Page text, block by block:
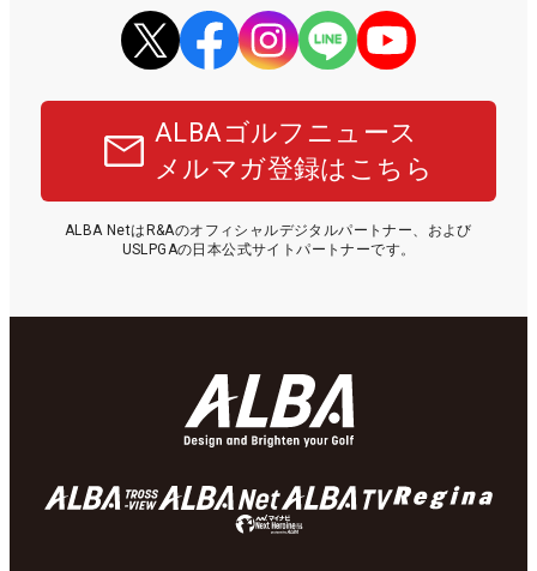
ALBAゴルフニュース
メルマガ登録はこちら
ALBA NetはR&Aのオフィシャルデジタルパートナー、および
USLPGAの日本公式サイトパートナーです。